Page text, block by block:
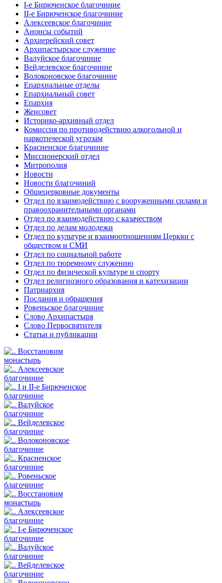
I-е Бирюченское благочиние
II-е Бирюченское благочиние
Алексеевское благочиние
Анонсы событий
Архиерейский совет
Архипастырское служение
Валуйское благочиние
Вейделевское благочиние
Волоконовское благочиние
Епархиальные отделы
Епархиальный совет
Епархия
Женсовет
Историко-архивный отдел
Комиссия по противодействию алкогольной и
наркотической угрозам
Красненское благочиние
Миссионерский отдел
Митрополия
Новости
Новости благочиний
Общецерковные документы
Отдел по взаимодействию с вооруженными силами и
правоохранительными органами
Отдел по взаимодействию с казачеством
Отдел по делам молодежи
Отдел по культуре и взаимоотношениям Церкви с
обществом и СМИ
Отдел по социальной работе
Отдел по тюремному служению
Отдел по физической культуре и спорту
Отдел религиозного образования и катехизации
Патриархия
Послания и обращения
Ровеньское благочиние
Слово Архипастыря
Слово Первосвятителя
Статьи и публикации
Восстановим
монастырь
Алексеевское
благочиние
I и II-е Бирюченское
благочиние
Валуйское
благочиние
Вейделевское
благочиние
Волоконовское
благочиние
Красненское
благочиние
Ровеньское
благочиние
Восстановим
монастырь
Алексеевское
благочиние
I-е Бирюченское
благочиние
Валуйское
благочиние
Вейделевское
благочиние